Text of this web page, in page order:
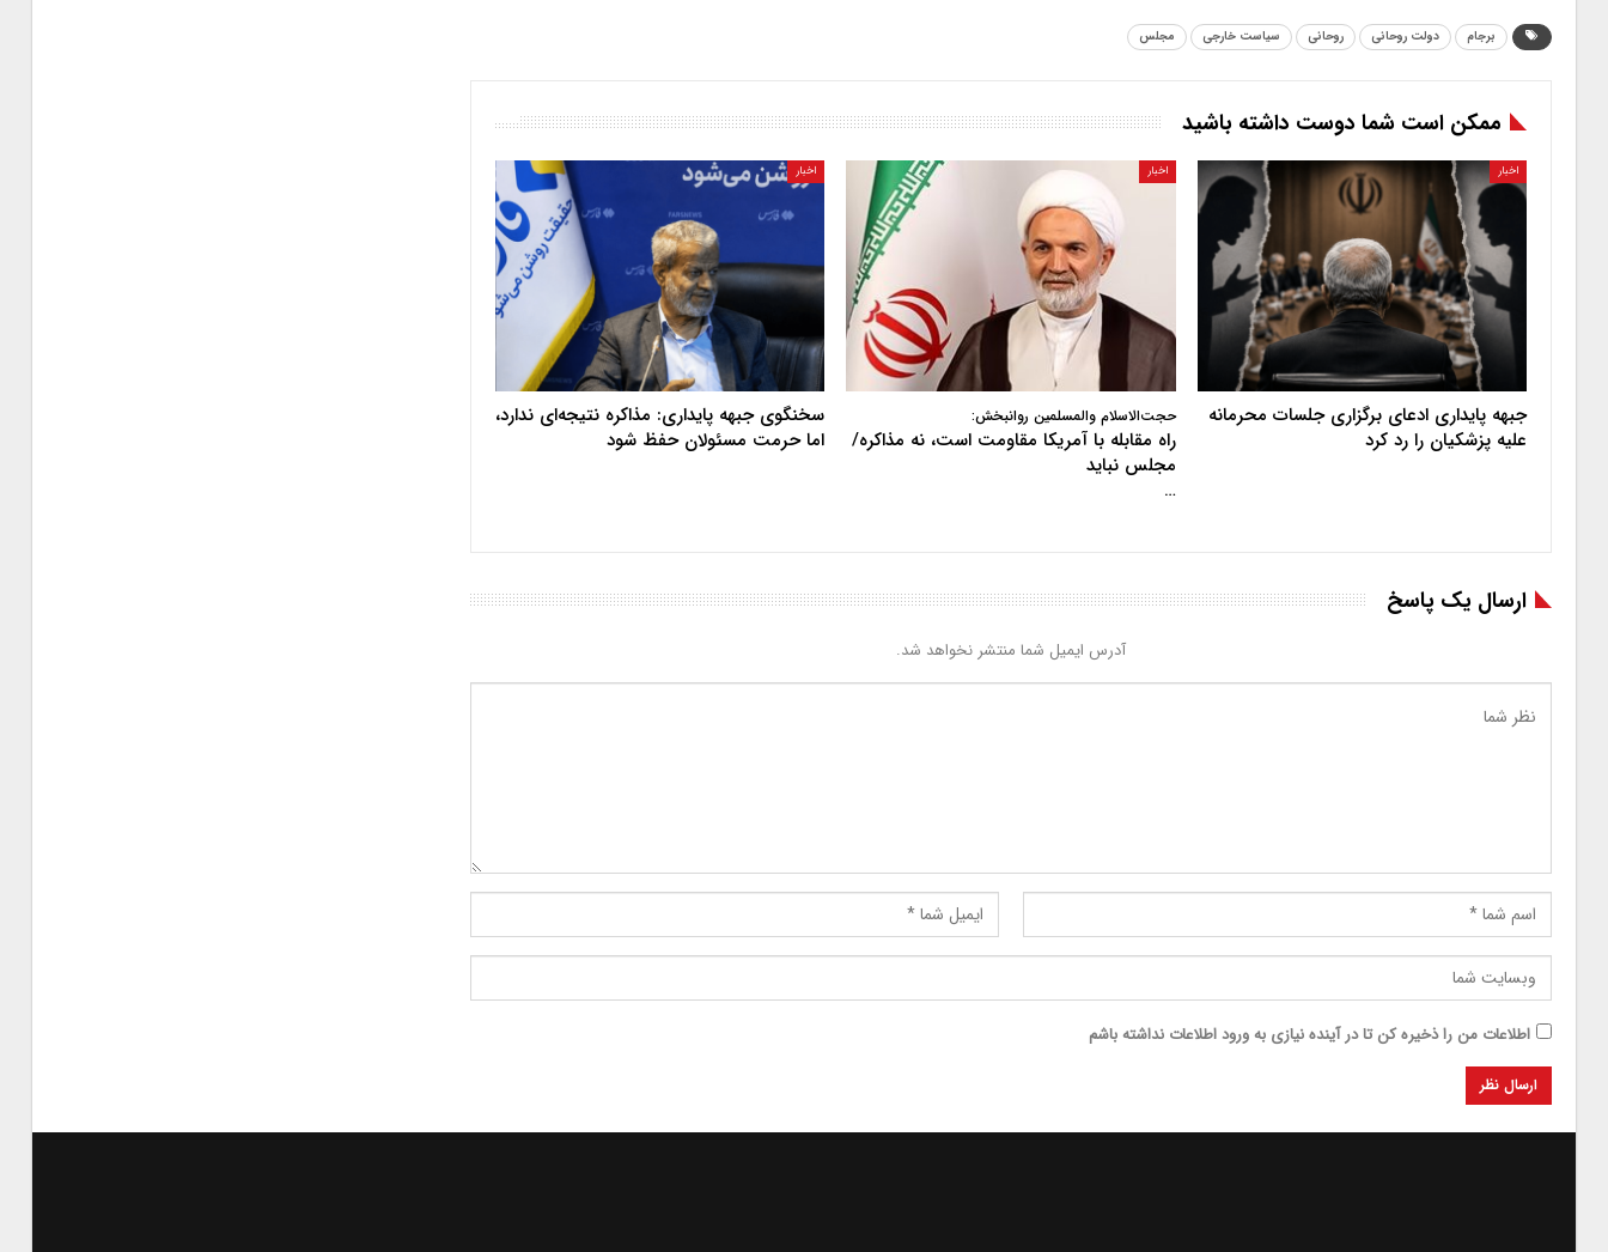
برجام دولت روحانی روحانی سیاست خارجی مجلس
ممکن است شما دوست داشته باشید
اخبار
جبهه پایداری ادعای برگزاری جلسات محرمانه
علیه پزشکیان را رد کرد
اخبار
حجت‌الاسلام والمسلمین روانبخش:
راه مقابله با آمریکا مقاومت است، نه مذاکره/
مجلس نباید
…
اخبار
سخنگوی جبهه پایداری: مذاکره نتیجه‌ای ندارد،
اما حرمت مسئولان حفظ شود
ارسال یک پاسخ
آدرس ایمیل شما منتشر نخواهد شد.
اطلاعات من را ذخیره کن تا در آینده نیازی به ورود اطلاعات نداشته باشم